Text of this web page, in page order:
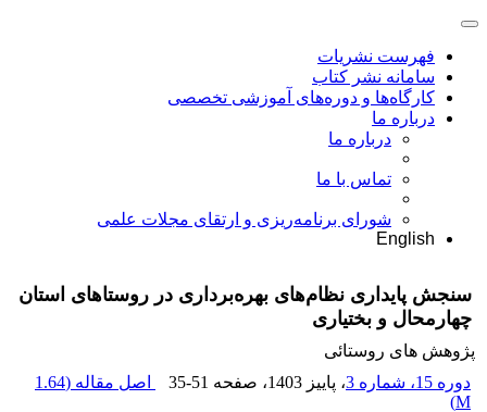
فهرست نشریات
سامانه نشر کتاب
کارگاه‌ها و دوره‌های آموزشی تخصصی
درباره ما
درباره ما
تماس با ما
شورای برنامه‌ریزی و ارتقای مجلات علمی
English
سنجش پایداری نظام‌های بهره‌برداری در روستاهای استان
چهارمحال و بختیاری
پژوهش های روستائی
دوره 15، شماره 3
، پاییز 1403 ، صفحه 35-51 اصل مقاله (1.64
M
)